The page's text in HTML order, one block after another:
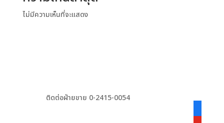
ไม่มีความเห็นที่จะแสดง
ติดต่อฝ่ายขาย 0-2415-0054